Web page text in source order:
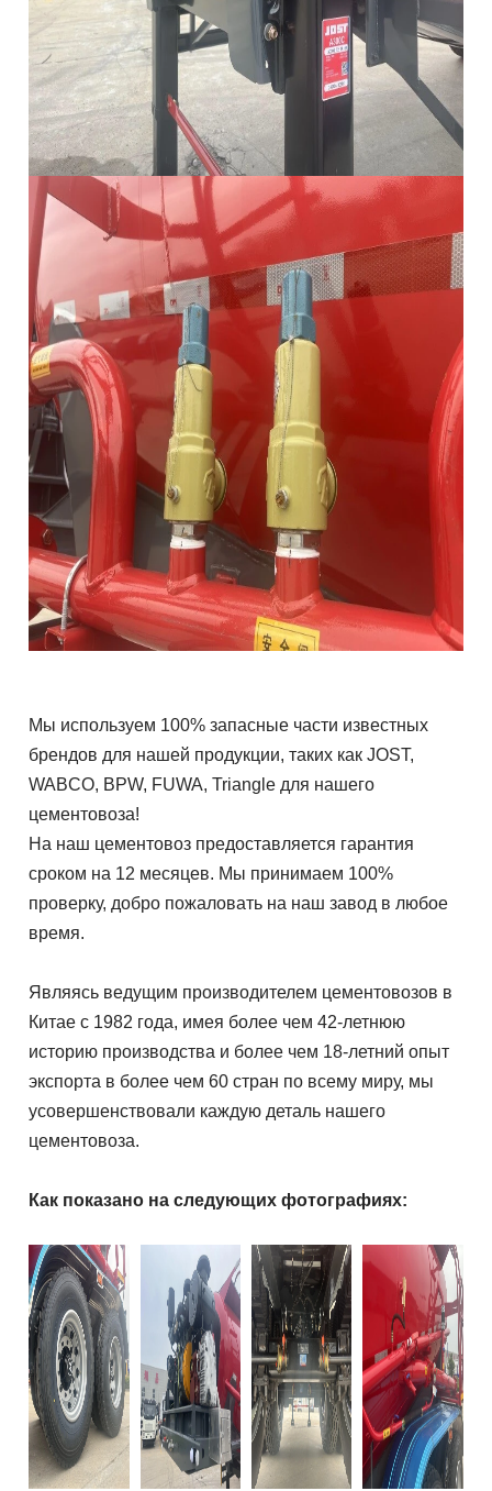
Мы используем 100% запасные части известных
брендов для нашей продукции, таких как JOST,
WABCO, BPW, FUWA, Triangle для нашего
цементовоза!
На наш цементовоз предоставляется гарантия
сроком на 12 месяцев. Мы принимаем 100%
проверку, добро пожаловать на наш завод в любое
время.
Являясь ведущим производителем цементовозов в
Китае с 1982 года, имея более чем 42-летнюю
историю производства и более чем 18-летний опыт
экспорта в более чем 60 стран по всему миру, мы
усовершенствовали каждую деталь нашего
цементовоза.
Как показано на следующих фотографиях: